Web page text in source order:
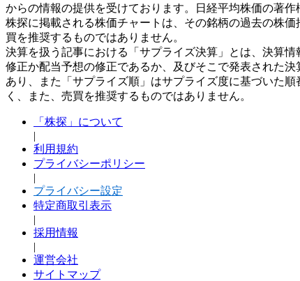
からの情報の提供を受けております。日経平均株価の著作
株探に掲載される株価チャートは、その銘柄の過去の株
買を推奨するものではありません。
決算を扱う記事における「サプライズ決算」とは、決算
修正か配当予想の修正であるか、及びそこで発表された
あり、また「サプライズ順」はサプライズ度に基づいた
く、また、売買を推奨するものではありません。
「株探」について
|
利用規約
プライバシーポリシー
|
プライバシー設定
特定商取引表示
|
採用情報
|
運営会社
サイトマップ